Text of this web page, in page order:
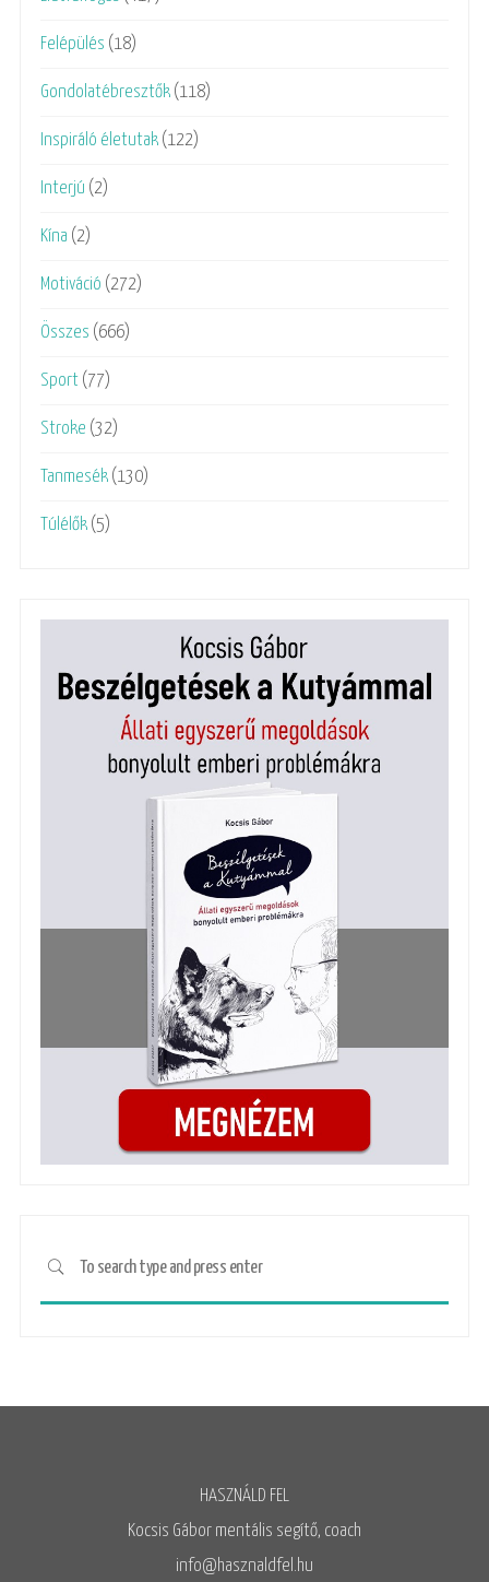
Felépülés (18)
Gondolatébresztők (118)
Inspiráló életutak (122)
Interjú (2)
Kína (2)
Motiváció (272)
Összes (666)
Sport (77)
Stroke (32)
Tanmesék (130)
Túlélők (5)
HASZNÁLD FEL
Kocsis Gábor mentális segítő, coach
info@hasznaldfel.hu